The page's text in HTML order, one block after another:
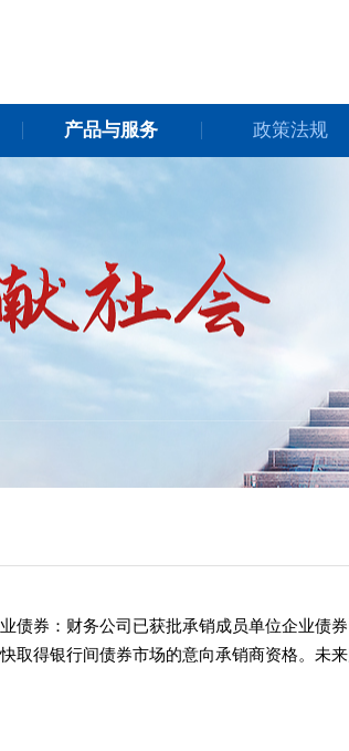
产品与服务 政策法规
债券：财务公司已获批承销成员单位企业债
取得银行间债券市场的意向承销商资格。未